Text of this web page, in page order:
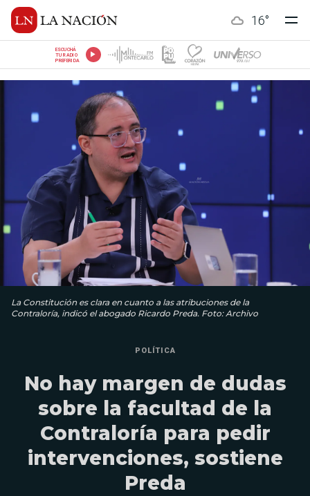
16°
ESCUCHÁ
TU RADIO
PREFERIDA
La Constitución es clara en cuanto a las atribuciones de la
Contraloría, indicó el abogado Ricardo Preda. Foto: Archivo
POLÍTICA
No hay margen de dudas
sobre la facultad de la
Contraloría para pedir
intervenciones, sostiene
Preda